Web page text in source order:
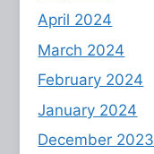
April 2024
March 2024
February 2024
January 2024
December 2023